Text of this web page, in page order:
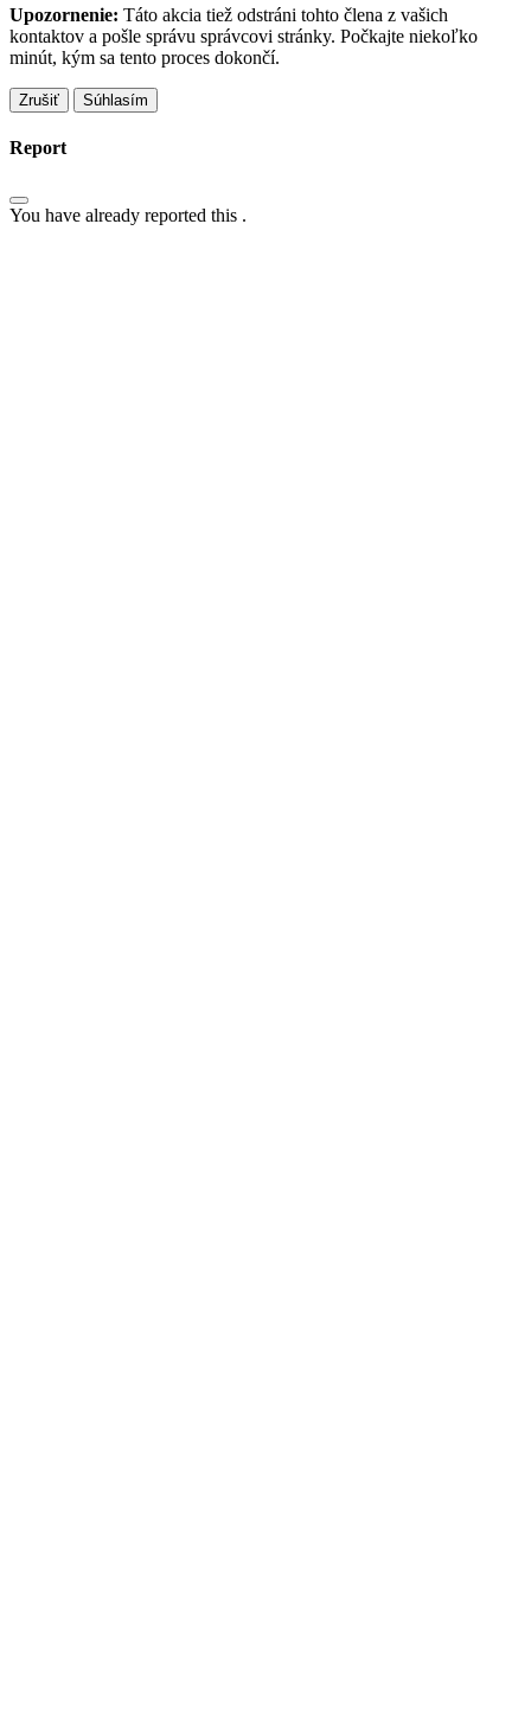
Upozornenie: Táto akcia tiež odstráni tohto člena z vašich
kontaktov a pošle správu správcovi stránky. Počkajte niekoľko
minút, kým sa tento proces dokončí.
Súhlasím
Report
You have already reported this .